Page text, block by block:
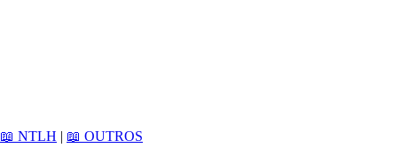
📖 NTLH | 📖 OUTROS